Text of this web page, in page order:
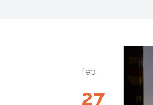
feb.
27